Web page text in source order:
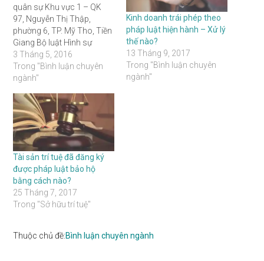
quân sự Khu vực 1 – QK
97, Nguyễn Thị Thập,
phường 6, TP. Mỹ Tho, Tiền
Giang Bộ luật Hình sự
(BLHS) năm 1999 được
ban hành và có hiệu lực từ
ngày 01/7/2000 trên cơ sở
3 Tháng 5, 2016
Trong "Bình luận chuyên
ngành"
Kinh doanh trái phép theo
pháp luật hiện hành – Xử lý
thế nào?
13 Tháng 9, 2017
Trong "Bình luận chuyên
ngành"
Tài sản trí tuệ đã đăng ký
được pháp luật bảo hộ
bằng cách nào?
25 Tháng 7, 2017
Trong "Sở hữu trí tuệ"
Thuộc chủ đề:Bình luận chuyên ngành